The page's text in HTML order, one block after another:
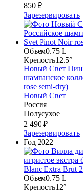
850 ₽
Зарезервировать
Объем0.75 L
Крепость12.5°
Новый Свет
шампанское
rose semi-dry)
Новый Свет
Россия
Полусухое
2 490 ₽
Зарезервировать
Год 2022
Объем0.75 L
Крепость12°